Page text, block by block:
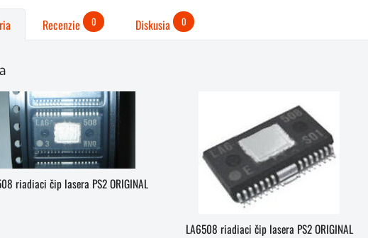
Recenzie 0 Diskusia 0
riadiaci čip lasera PS2 ORIGINAL
LA6508 riadiaci čip lasera PS2 ORIGINAL